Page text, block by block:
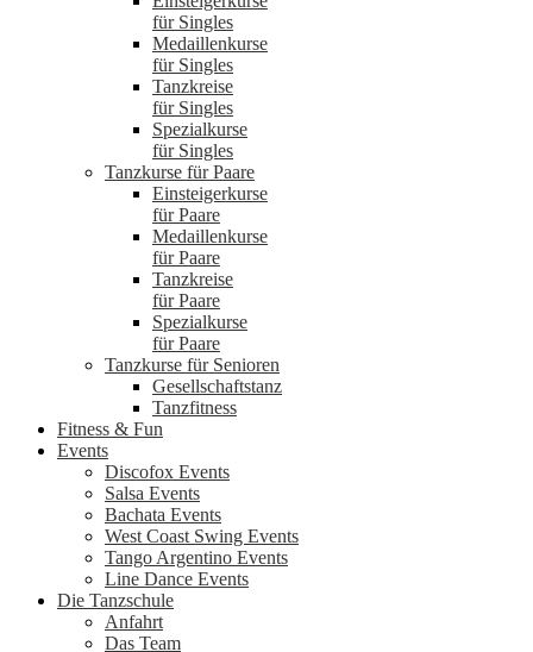
für Singles
Medaillenkurse
für Singles
Tanzkreise
für Singles
Spezialkurse
für Singles
Tanzkurse für Paare
Einsteigerkurse
für Paare
Medaillenkurse
für Paare
Tanzkreise
für Paare
Spezialkurse
für Paare
Tanzkurse für Senioren
Gesellschaftstanz
Tanzfitness
Fitness & Fun
Events
Discofox Events
Salsa Events
Bachata Events
West Coast Swing Events
Tango Argentino Events
Line Dance Events
Die Tanzschule
Anfahrt
Das Team